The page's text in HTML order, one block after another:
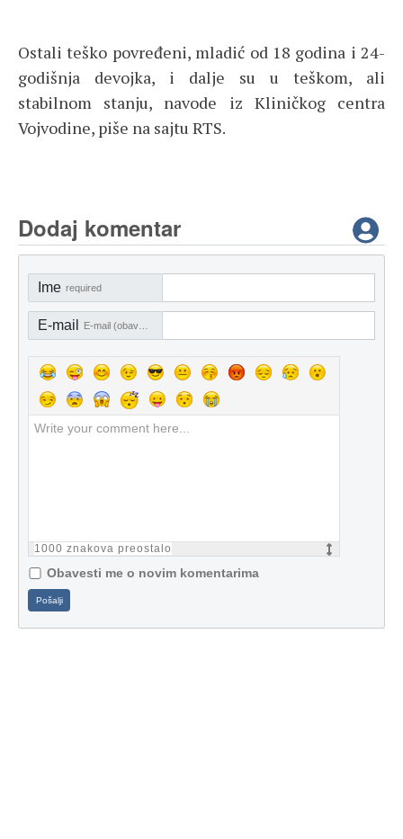
Ostali teško povređeni, mladić od 18 godina i 24-
godišnja devojka, i dalje su u teškom, ali
stabilnom stanju, navode iz Kliničkog centra
Vojvodine, piše na sajtu RTS.
Dodaj komentar
Ime required
E-mail
1000 znakova preostalo
Obavesti me o novim komentarima
Pošalji